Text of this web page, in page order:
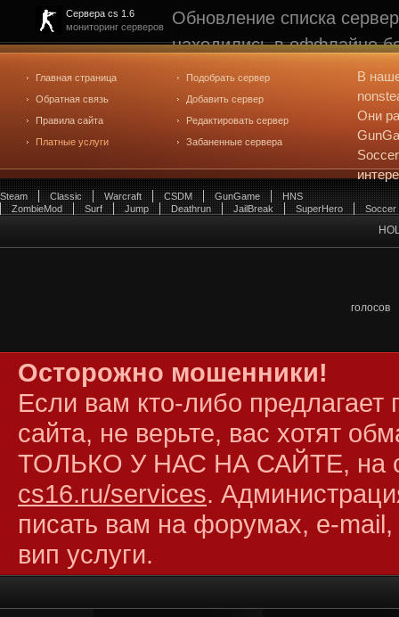
Сервера cs 1.6
мониторинг серверов
Обновление списка
находились в оффлайне
рейтинге не участвуют.
редактирования
.
Главная страница
Обратная связь
Правила сайта
Платные услуги
Подобрать сервер
Добавить сервер
Редактировать сервер
Забаненные сервера
В
Они
Steam Classic Warcraft CSDM GunGame
HNS
ZombieMod
Surf Jump Deathrun JailBreak SuperHero Soccer
голосов
Осторожно мошенники!
Если вам кто-либо
сайта, не верьте, вас хотят
ТОЛЬКО У НАС НА САЙТЕ, на
cs16.ru/services.
писать вам на форумах, e-mail,
вип услуги.